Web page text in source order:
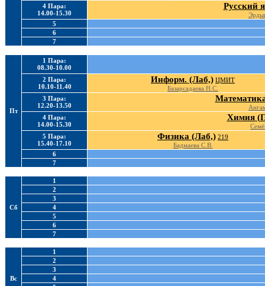
4 Пара:
14.00-15.30
Русский
5
6
7
Пт
1 Пара:
08.30-10.00
2 Пара:
10.10-11.40
Информ. (Лаб,) ЦМИТ
Базарсадаева Н.С.
3 Пара:
12.20-13.50
4 Пара:
14.00-15.30
Химия
5 Пара:
15.40-17.10
Физика (Лаб,) 219
Бадмаева С.В.
6
7
Сб
1
2
3
4
5
6
7
Вс
1
2
3
4